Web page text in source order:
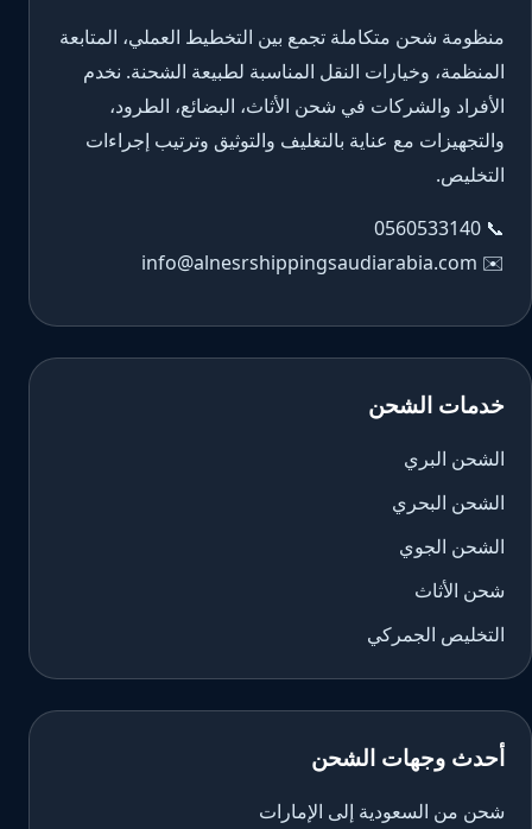
منظومة شحن متكاملة تجمع بين التخطيط العملي، المتابعة
المنظمة، وخيارات النقل المناسبة لطبيعة الشحنة. نخدم
الأفراد والشركات في شحن الأثاث، البضائع، الطرود،
والتجهيزات مع عناية بالتغليف والتوثيق وترتيب إجراءات
التخليص.
📞
0560533140
✉️
info@alnesrshippingsaudiarabia.com
خدمات الشحن
الشحن البري
الشحن البحري
الشحن الجوي
شحن الأثاث
التخليص الجمركي
أحدث وجهات الشحن
شحن من السعودية إلى الإمارات